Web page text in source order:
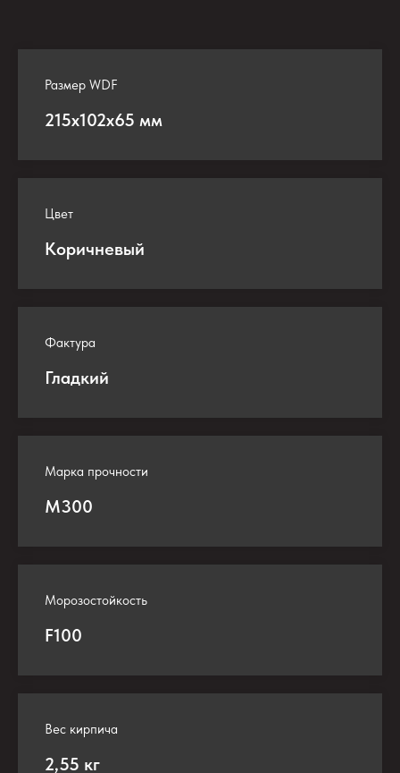
Размер WDF
215х102х65 мм
Цвет
Коричневый
Фактура
Гладкий
Марка прочности
М300
Морозостойкость
F100
Вес кирпича
2,55 кг